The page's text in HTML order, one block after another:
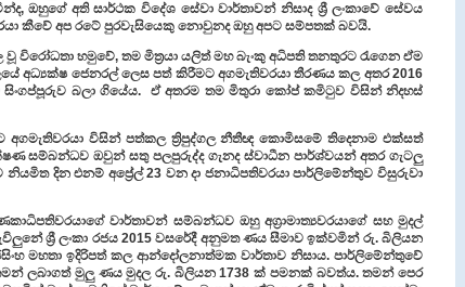
ඔහුගේ අති සාර්ථක විදේශ සේවා වාර්තාවන් නිසාද ශ්‍රී ලංකාවේ සේවය
කීවේ අප රටේ පුරවැසියෙකු නොවුනද ඔහු අපට සම්පතක් බවයි.
හමුවේ, තම මිත්‍රයා යලිත් මහ බැංකු අධිපති තනතුරට රැගෙන ඒම
අධ්‍යක්ෂ ජෙනරල් ලෙස පත් කිරීමට අගමැතිවරයා තීරණය කල අතර 2016
බලා ගියේය. ඒ අතරම තම මිතුරා කෝප් කමිටුව විසින් නිදහස්
අගමැතිවරයා විසින් පත්කල ත්‍රිපුද්ගල නීතීඥ කොමිසමේ තිදෙනාම එක්සත්
සම්බන්ධව ඔවුන් සතු පලපුරුද්ද ගැනද ස්වාධීන පාර්ශ්වයන් අතර ගැටලු
දින එනම් අප්‍රේල් 23 වන දා ජනාධිපතිවරයා පාර්ලිමේන්තුව විසුරුවා
වාර්තාවන් සම්බන්ධව ඔහු අග්‍රාමාත්‍යවරයාගේ සහ මුදල්
ශ්‍රී ලංකා රජය 2015 වසරේදී අනුමත ණය සීමාව ඉක්වමින් රු. බිලියන
මහතා ඉදිරිපත් කල ආන්දෝලනාත්මක වාර්තාව නිසාය. පාර්ලිමේන්තුවේ
ලබාගත් මුලු ණය මුදල රු. බිලියන 1738 ක් පමනක් බවත්ය. තමන් පෙර